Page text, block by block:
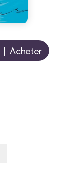
| Acheter